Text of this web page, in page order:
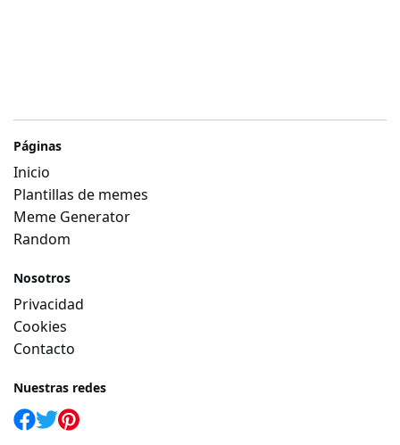
Páginas
Inicio
Plantillas de memes
Meme Generator
Random
Nosotros
Privacidad
Cookies
Contacto
Nuestras redes